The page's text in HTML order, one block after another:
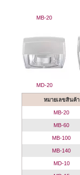
MB-20
MD-20
หมายเลขสินค้า
MB-20
MB-60
MB-100
MB-140
MD-10